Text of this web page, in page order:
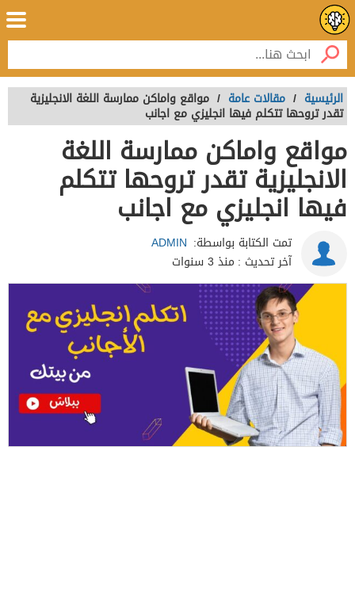
الرئيسية / مقالات عامة / مواقع واماكن ممارسة اللغة الانجليزية
تقدر تروحها تتكلم فيها انجليزي مع اجانب
مواقع واماكن ممارسة اللغة
الانجليزية تقدر تروحها تتكلم
فيها انجليزي مع اجانب
تمت الكتابة بواسطة: ADMIN
آخر تحديث : منذ 3 سنوات